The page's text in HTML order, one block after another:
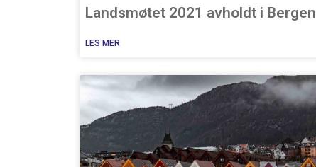
Landsmøtet 2021 avholdt i Bergen
LES MER